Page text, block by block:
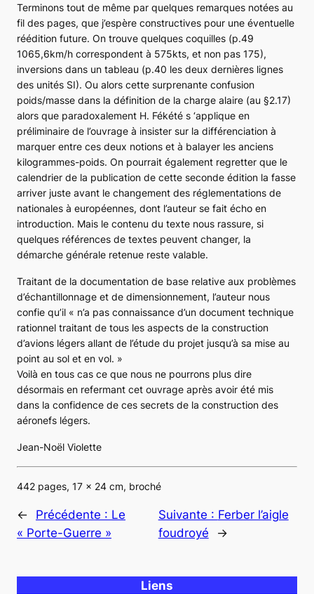
Terminons tout de même par quelques remarques notées au
fil des pages, que j’espère constructives pour une éventuelle
réédition future. On trouve quelques coquilles (p.49
1065,6km/h correspondent à 575kts, et non pas 175),
inversions dans un tableau (p.40 les deux dernières lignes
des unités SI). Ou alors cette surprenante confusion
poids/masse dans la définition de la charge alaire (au §2.17)
alors que paradoxalement H. Fékété s ‘applique en
préliminaire de l’ouvrage à insister sur la différenciation à
marquer entre ces deux notions et à balayer les anciens
kilogrammes-poids. On pourrait également regretter que le
calendrier de la publication de cette seconde édition la fasse
arriver juste avant le changement des réglementations de
nationales à européennes, dont l’auteur se fait écho en
introduction. Mais le contenu du texte nous rassure, si
quelques références de textes peuvent changer, la
démarche générale retenue reste valable.
Traitant de la documentation de base relative aux problèmes
d’échantillonnage et de dimensionnement, l’auteur nous
confie qu’il « n’a pas connaissance d’un document technique
rationnel traitant de tous les aspects de la construction
d’avions légers allant de l’étude du projet jusqu’à sa mise au
point au sol et en vol. »
Voilà en tous cas ce que nous ne pourrons plus dire
désormais en refermant cet ouvrage après avoir été mis
dans la confidence de ces secrets de la construction des
aéronefs légers.
Jean-Noël Violette
442 pages, 17 x 24 cm, broché
← Précédente : Le
« Porte-Guerre »
Suivante : Ferber l’aigle
foudroyé
→
Liens